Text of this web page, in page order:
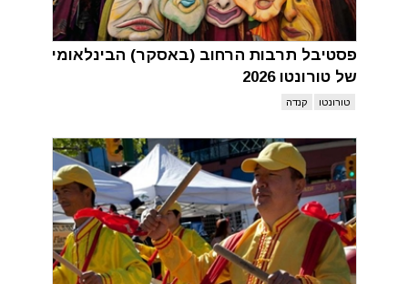
פסטיבל תרבות הרחוב (באסקר) הבינלאומי
של טורונטו 2026
טורונטו קנדה